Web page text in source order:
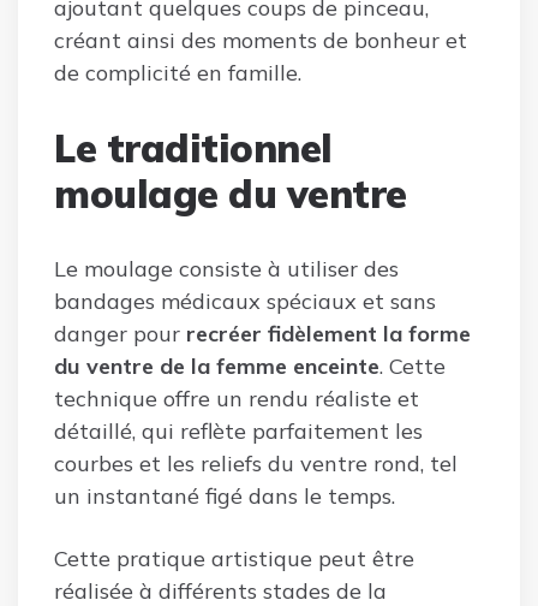
ajoutant quelques coups de pinceau,
créant ainsi des moments de bonheur et
de complicité en famille.
Le traditionnel
moulage du ventre
Le moulage consiste à utiliser des
bandages médicaux spéciaux et sans
danger pour recréer fidèlement la forme
du ventre de la femme enceinte. Cette
technique offre un rendu réaliste et
détaillé, qui reflète parfaitement les
courbes et les reliefs du ventre rond, tel
un instantané figé dans le temps.
Cette pratique artistique peut être
réalisée à différents stades de la